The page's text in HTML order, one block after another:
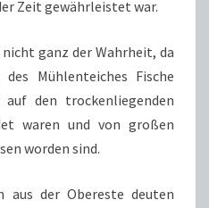
Zeit gewährleistet war.
ganz der Wahrheit, da
Mühlenteiches Fische
den trockenliegenden
waren und von großen
worden sind.
aus der Obereste deuten